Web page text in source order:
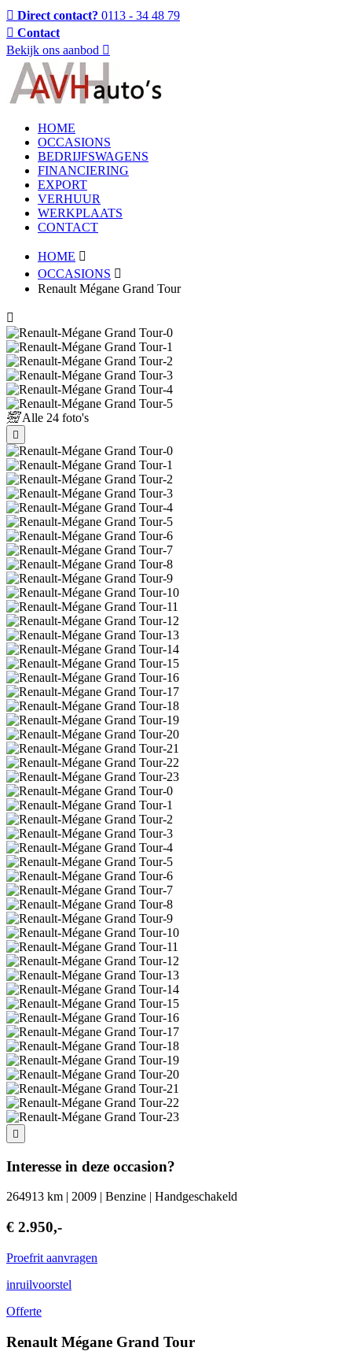
Direct contact? 0113 - 34 48 79
Contact
Bekijk ons aanbod
HOME
OCCASIONS
BEDRIJFSWAGENS
FINANCIERING
EXPORT
VERHUUR
WERKPLAATS
CONTACT
HOME
OCCASIONS
Renault Mégane Grand Tour
Alle 24 foto's
Interesse in deze occasion?
264913 km | 2009 | Benzine | Handgeschakeld
€ 2.950,-
Proefrit aanvragen
inruilvoorstel
Offerte
Renault Mégane Grand Tour